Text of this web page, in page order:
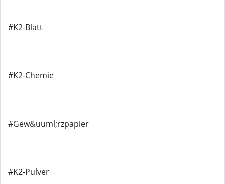
#K2-Blatt
#K2-Chemie
#Gew&uuml;rzpapier
#K2-Pulver